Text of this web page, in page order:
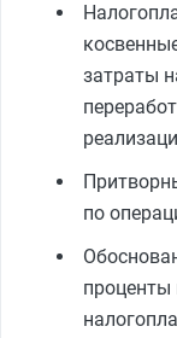
затраты
по
проценты